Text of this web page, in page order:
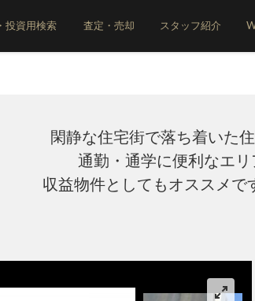
投資用検索 査定・売却 スタッフ紹介
閑静な住宅街で落ち着いた住
通勤・通学に便利なエリ
収益物件としてもオススメで